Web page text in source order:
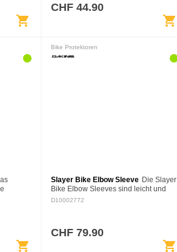
shopping_cart
CHF 44.90
shopping_cart
ein
shopping_cart
Bike Protektoren
Slayer Bike Elbow Sleeve Die Slayer
Bike Elbow Sleeves sind leicht und
atmungsaktiv genug, um zu
D10002772
CHF 79.90
shopping_cart